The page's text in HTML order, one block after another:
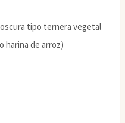
tipo ternera vegetal
harina de arroz)